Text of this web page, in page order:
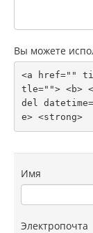
Вы можете
<a href=""
tle=""> <b>
del
e> <strong>
Имя
Электропочта